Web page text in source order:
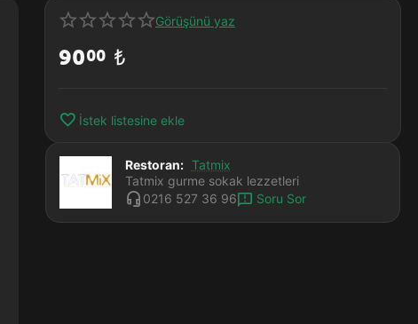
Görüşünü yaz
9000 ₺
İstek listesine ekle
Restoran: Tatmix
Tatmix gurme sokak lezzetleri
0216 527 36 96
Soru Sor